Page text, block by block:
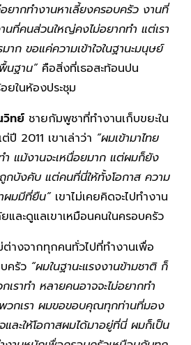
ยากทำงานหาเลี้ยงครอบครัว งานที่
านที่คนส่วนใหญ่คงไม่อยากทำ แต่เรา
าก ขอแค่ความเข้าใจในฐานะมนุษย์
นฐาน”คือสิ่งที่เธอสะท้อนปน
ในห้องประชุม
ทย์ ชายกัมพูชาที่ทำงานเก็บขยะใน
2011 เขาเล่าว่า “ผมเข้ามาไทย
ำ แม้งานจะเหนื่อยมาก แต่ผมก็ยัง
ถูกบังคับ แต่คนที่นี่ให้ทั้งโอกาส ความ
ผมมีที่ยืน”เขาไม่เคยคิดจะไปทำงาน
ละดูแลเขาเหมือนคนในครอบครัว
างจากทุกคนทั่วไปที่ทำงานเพื่อ
ครัว “ผมในฐานะแรงงานข้ามชาติ ก็
ราทำ หลายคนอาจจะไม่อยากทำ
วกเรา ผมขอขอบคุณทุกท่านที่มอง
และให้โอกาสผมได้มาอยู่ที่นี่ ผมก็เป็น